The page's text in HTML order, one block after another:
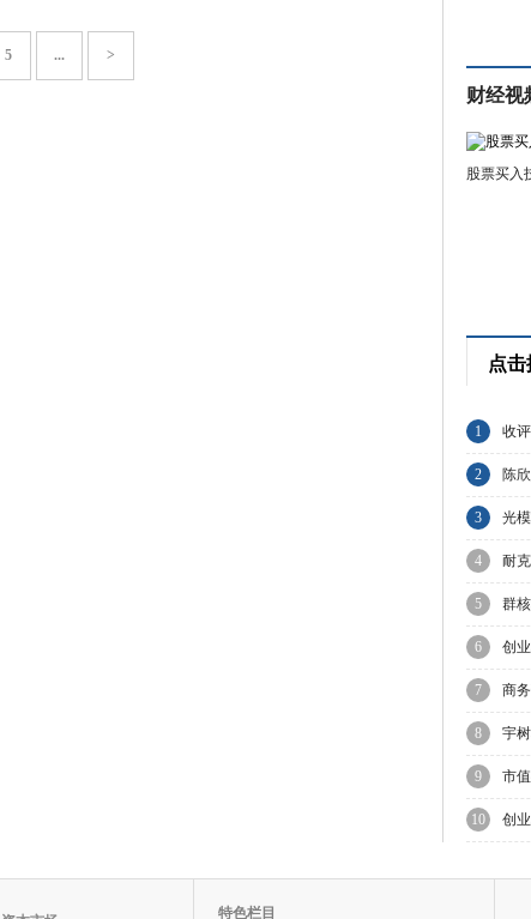
5 ... >
财经视
股票买入
点
1 收
集
2 陈
与
3 光
球
4 耐
业
5 群
AI
6 创
走强
7 商
制
8 宇
上
9 市
上
10 创
特色栏目